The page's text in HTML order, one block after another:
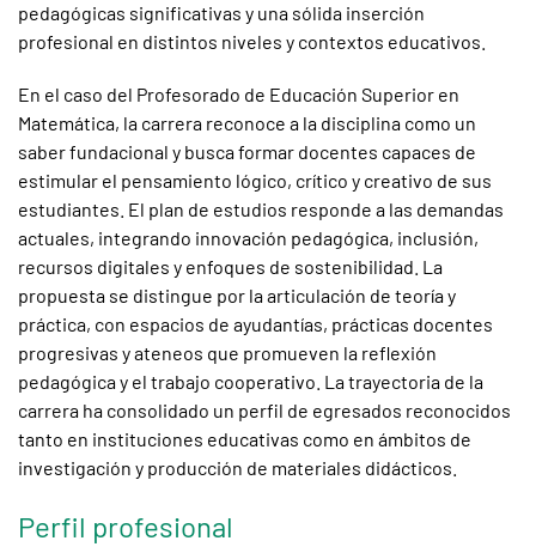
pedagógicas significativas y una sólida inserción
profesional en distintos niveles y contextos educativos.
En el caso del Profesorado de Educación Superior en
Matemática, la carrera reconoce a la disciplina como un
saber fundacional y busca formar docentes capaces de
estimular el pensamiento lógico, crítico y creativo de sus
estudiantes. El plan de estudios responde a las demandas
actuales, integrando innovación pedagógica, inclusión,
recursos digitales y enfoques de sostenibilidad. La
propuesta se distingue por la articulación de teoría y
práctica, con espacios de ayudantías, prácticas docentes
progresivas y ateneos que promueven la reflexión
pedagógica y el trabajo cooperativo. La trayectoria de la
carrera ha consolidado un perfil de egresados reconocidos
tanto en instituciones educativas como en ámbitos de
investigación y producción de materiales didácticos.
Perfil profesional